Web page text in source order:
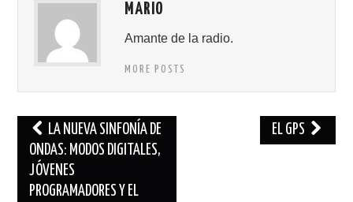
MARIO
Amante de la radio.
MORE POSTS
Navegación
de
entradas
LA NUEVA SINFONÍA DE
ONDAS: MODOS DIGITALES,
JÓVENES
PROGRAMADORES Y EL
EL GPS